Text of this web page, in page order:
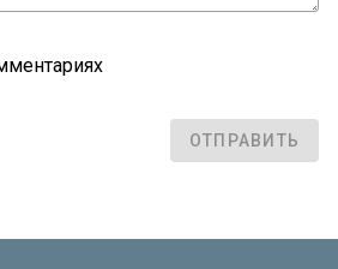
ОТПРАВИТЬ